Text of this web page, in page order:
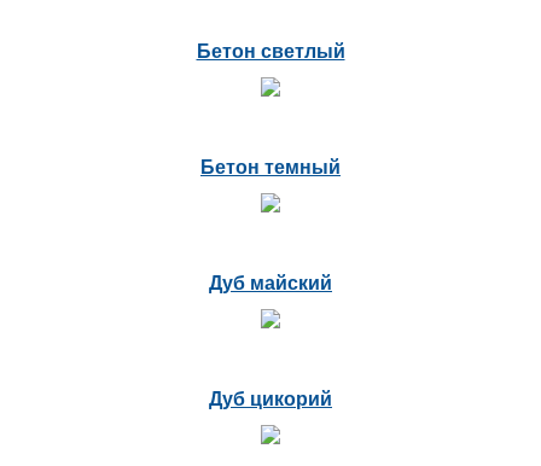
Бетон светлый
Бетон темный
Дуб майский
Дуб цикорий